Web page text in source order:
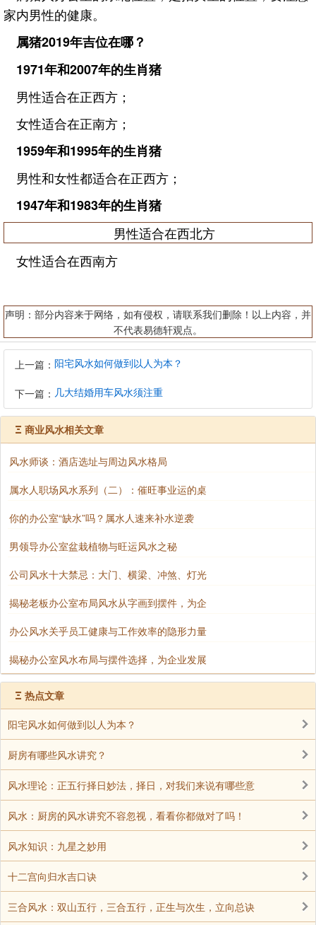
家内男性的健康。
属猪2019年吉位在哪？
1971年和2007年的生肖猪
男性适合在正西方；
女性适合在正南方；
1959年和1995年的生肖猪
男性和女性都适合在正西方；
1947年和1983年的生肖猪
男性适合在西北方
女性适合在西南方
声明：部分内容来于网络，如有侵权，请联系我们删除！以上内容，并
不代表易德轩观点。
上一篇： 阳宅风水如何做到以人为本？
下一篇： 几大结婚用车风水须注重
Ξ 商业风水相关文章
风水师谈：酒店选址与周边风水格局
属水人职场风水系列（二）：催旺事业运的桌
你的办公室“缺水”吗？属水人速来补水逆袭
男领导办公室盆栽植物与旺运风水之秘
公司风水十大禁忌：大门、横梁、冲煞、灯光
揭秘老板办公室布局风水从字画到摆件，为企
办公风水关乎员工健康与工作效率的隐形力量
揭秘办公室风水布局与摆件选择，为企业发展
Ξ 热点文章
阳宅风水如何做到以人为本？
厨房有哪些风水讲究？
风水理论：正五行择日妙法，择日，对我们来说有哪些意
风水：厨房的风水讲究不容忽视，看看你都做对了吗！
风水知识：九星之妙用
十二宫向归水吉口诀
三合风水：双山五行，三合五行，正生与次生，立向总诀